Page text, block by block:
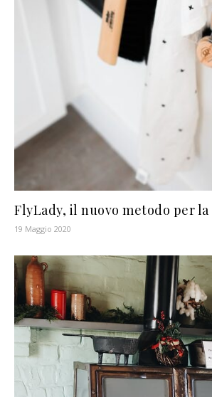
FlyLady, il nuovo metodo per
19 Maggio 2020